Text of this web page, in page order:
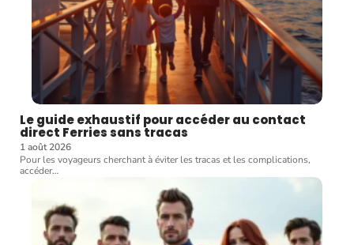
Le guide exhaustif pour accéder au contact
direct Ferries sans tracas
1 août 2026
Pour les voyageurs cherchant à éviter les tracas et les complications,
accéder…